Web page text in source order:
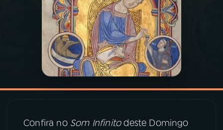
PROGRAMAS
PODCASTS
VIDEOCASTS
Confira no Som Infinitodeste Domingo